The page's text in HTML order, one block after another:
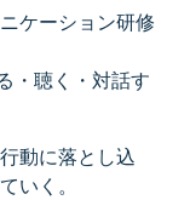
ケーション研修
・聴く・対話す
動に落とし込
いく。